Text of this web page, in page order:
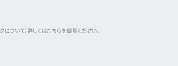
いて、詳しくはこちらを御覧ください。